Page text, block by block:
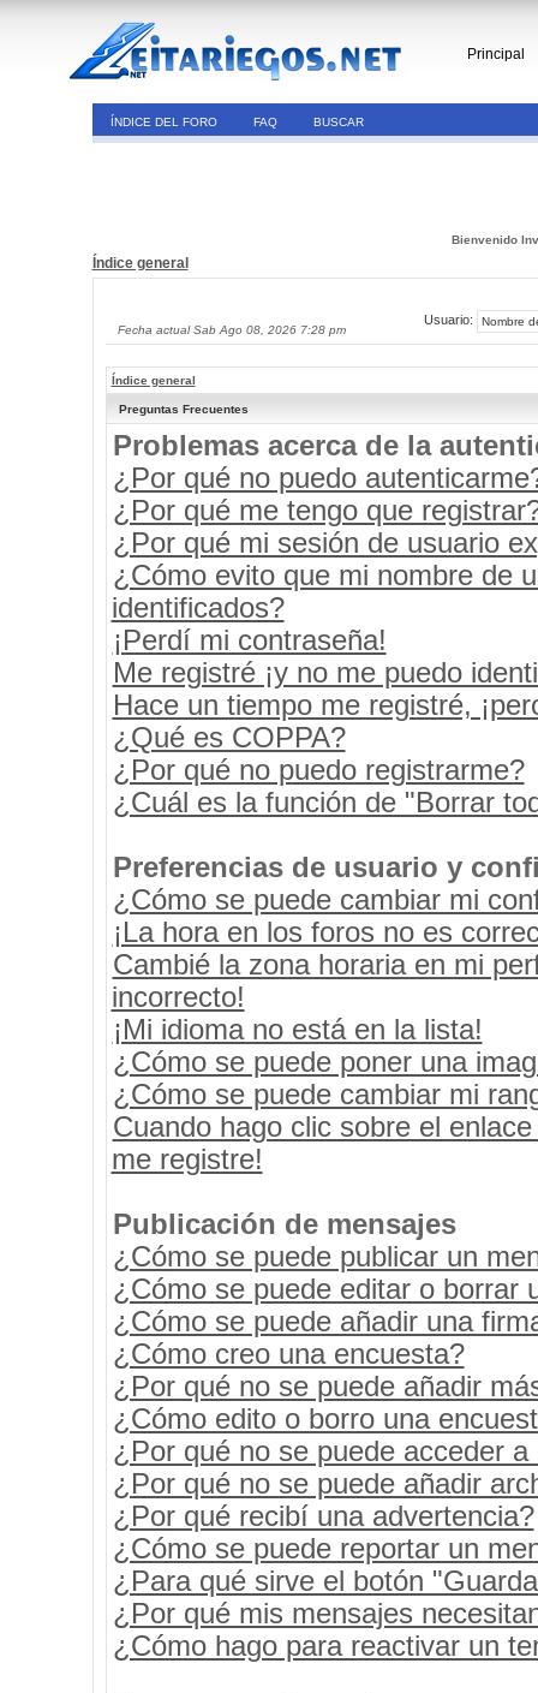
Principal
ÍNDICE DEL FORO FAQ BUSCAR
Bienvenido
Índice general
Fecha actual Sab Ago 08, 2026 7:28 pm
Usuario:
Índice general
Preguntas Frecuentes
Problemas acerca de la
¿Por qué no puedo
¿Por qué me tengo que
¿Por qué mi sesión de usuario
¿Cómo evito que mi nombre de
identificados?
¡Perdí mi contraseña!
Me registré ¡y no me puedo
Hace un tiempo me registré,
¿Qué es COPPA?
¿Por qué no puedo registrarme?
¿Cuál es la función de "Borrar
Preferencias de usuario y
¿Cómo se puede cambiar mi
¡La hora en los foros no es
Cambié la zona horaria en mi
incorrecto!
¡Mi idioma no está en la lista!
¿Cómo se puede poner una
¿Cómo se puede cambiar mi
Cuando hago clic sobre el
me registre!
Publicación de mensajes
¿Cómo se puede publicar un
¿Cómo se puede editar o borrar
¿Cómo se puede añadir una
¿Cómo creo una encuesta?
¿Por qué no se puede añadir
¿Cómo edito o borro una
¿Por qué no se puede acceder a
¿Por qué no se puede añadir
¿Por qué recibí una advertencia?
¿Cómo se puede reportar un
¿Para qué sirve el botón
¿Por qué mis mensajes
¿Cómo hago para reactivar un